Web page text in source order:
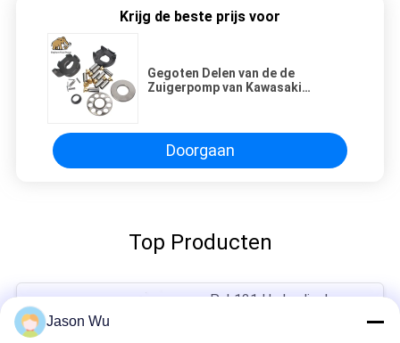
Krijg de beste prijs voor
Gegoten Delen van de de
Zuigerpomp van Kawasaki
Doorgaan
Top Producten
Pvh131 Hydraulisch
Jason Wu